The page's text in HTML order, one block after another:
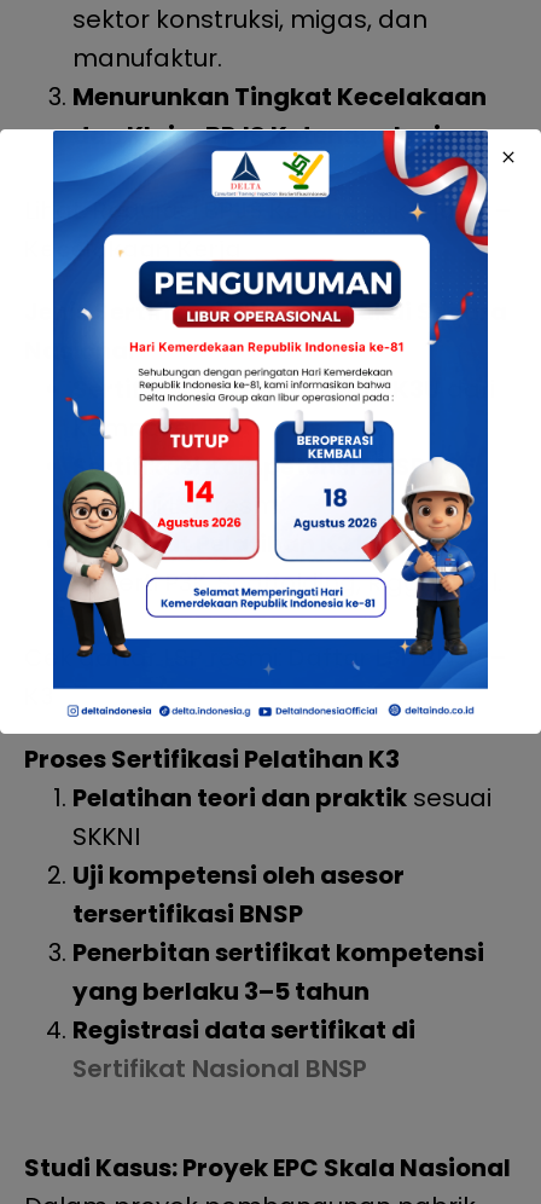
sektor konstruksi, migas, dan
manufaktur.
Menurunkan Tingkat Kecelakaan
dan Klaim BPJS Ketenagakerjaan
Lihat:Regulasi BPJS Ketenagakerjaan –
Kecelakaan Kerja
Jenis Sertifikasi K3 yang Diakui Secara
Nasional
Sertifikat K3 Umum dan AK3U
Kemnaker
Sertifikasi Kompetensi BNSP
melalui LSP resmi
Sertifikat Pelatihan K3 Khusus
seperti P3K, Scaffolding, Rigging, dll.
Cek daftar LSP resmi:
Daftar LSP BNSP –
K3
Proses Sertifikasi Pelatihan K3
Pelatihan teori dan praktik sesuai
SKKNI
Uji kompetensi oleh asesor
tersertifikasi BNSP
Penerbitan sertifikat kompetensi
yang berlaku 3–5 tahun
Registrasi data sertifikat di
Sertifikat Nasional BNSP
Studi Kasus: Proyek EPC Skala Nasional